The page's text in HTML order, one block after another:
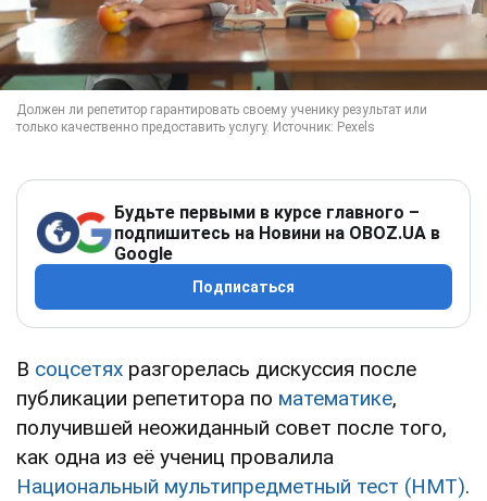
Будьте первыми в курсе главного –
подпишитесь на Новини на OBOZ.UA в
Google
Подписаться
В соцсетях разгорелась дискуссия после
публикации репетитора по математике,
получившей неожиданный совет после того,
как одна из её учениц провалила
Национальный мультипредметный тест (НМТ).